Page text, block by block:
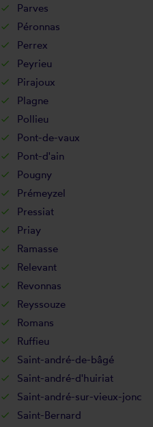
Parves
Péronnas
Perrex
Peyrieu
Pirajoux
Plagne
Pollieu
Pont-de-vaux
Pont-d'ain
Pougny
Prémeyzel
Pressiat
Priay
Ramasse
Relevant
Revonnas
Reyssouze
Romans
Ruffieu
Saint-andré-de-bâgé
Saint-andré-d'huiriat
Saint-andré-sur-vieux-jonc
Saint-Bernard